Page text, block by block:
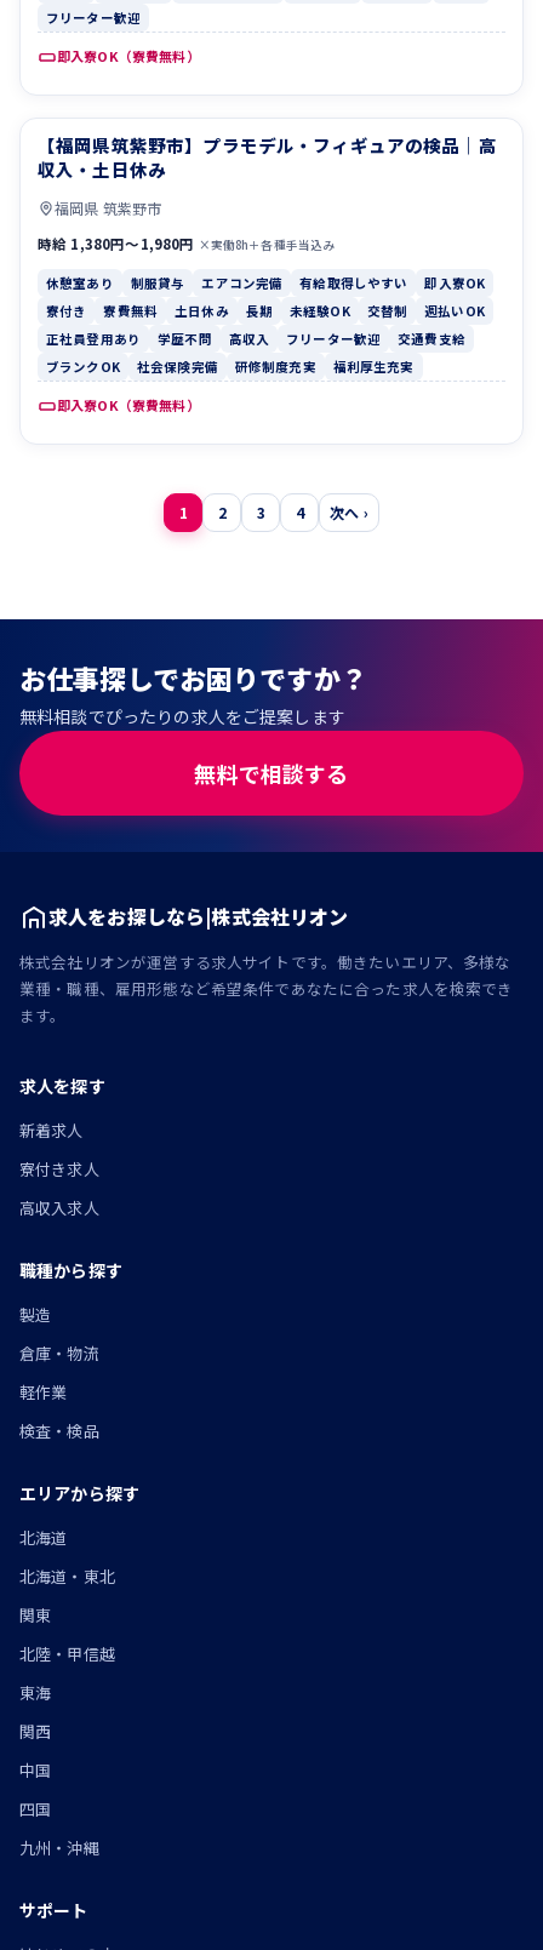
フリーター歓迎
即入寮OK（寮費無料）
休憩室あり 制服貸与
【福岡県筑紫野市】プラモデル・フィギュアの検品｜高
収入・土日休み
福岡県 筑紫野市
時給 1,380円〜1,980円 ×実働8h＋各種手当込み
休憩室あり 制服貸与 エアコン完備 有給取得しやすい
即入寮OK
寮付き
寮費無料 土日休み 長期 未経験OK 交替制
週払いOK
正社員登用あり
学歴不問 高収入 フリーター歓迎
交通費支給
ブランクOK
社会保険完備 研修制度充実 福利厚生充実
即入寮OK（寮費無料）
ペ
ジ
送
り
1 2 3 4 次へ ›
お仕事探しでお困りですか？
無料相談でぴったりの求人をご提案します
無料で相談する
求人をお探しなら|株式会社リオン
株式会社リオンが運営する求人サイトです。働きたいエリア、多様な
業種・職種、雇用形態など希望条件であなたに合った求人を検索でき
ます。
求人を探す
新着求人
寮付き求人
高収入求人
職種から探す
製造
倉庫・物流
軽作業
検査・検品
エリアから探す
北海道
北海道・東北
関東
北陸・甲信越
東海
関西
中国
四国
九州・沖縄
サポート